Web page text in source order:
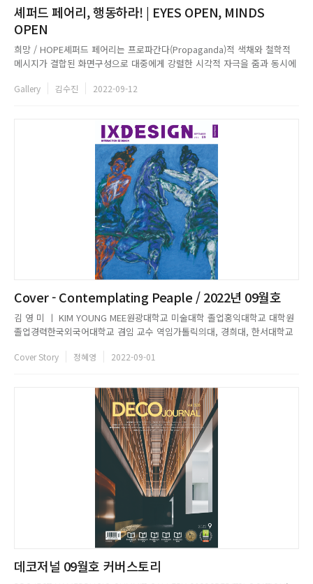
셰퍼드 페어리, 행동하라! | EYES OPEN, MINDS
OPEN
희망 / HOPE셰퍼드 페어리는 프로파간다(Propaganda)적 색채와 철학적
메시지가 결합된 화면구성으로 대중에게 강렬한 시각적 자극을 줌과 동시에
은 유명인들의 초상화를 비롯해 평등, 반전, 인권, 환경 등의 주제로 원색의
Gallery 김수진 2022-09-12
Cover - Contemplating Peaple / 2022년 09월호
김 영 미 ㅣ KIM YOUNG MEE원광대학교 미술대학 졸업홍익대학교 대학원
졸업경력한국외국어대학교 겸임 교수 역임가톨릭의대, 경희대, 한서대학교
KIAF 제20회 국제아트페어 - COEX(서울)2022 한국화랑미술제 - COEX(서
Cover Story 정혜영 2022-09-01
데코저널 09월호 커버스토리